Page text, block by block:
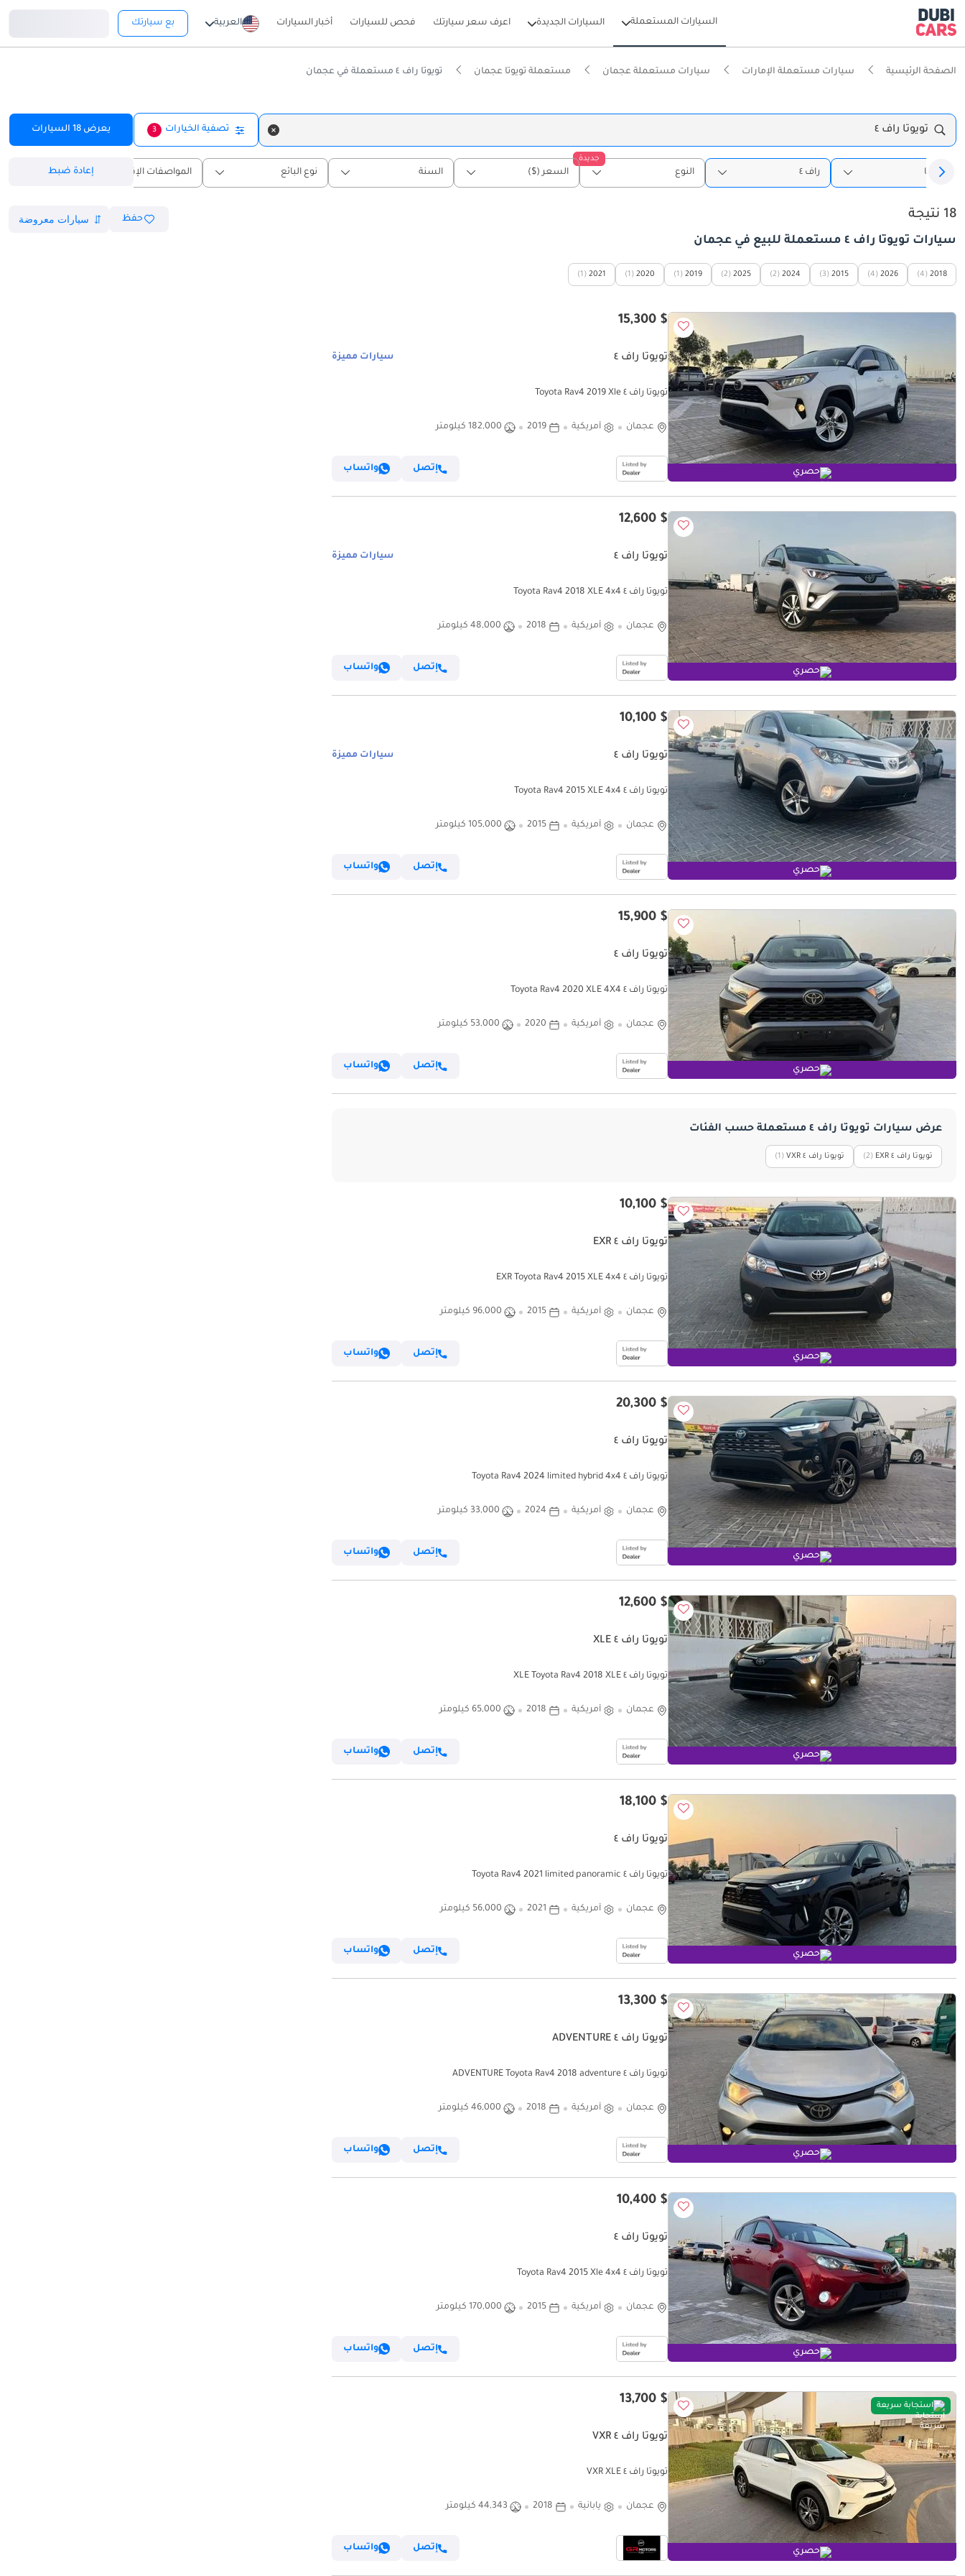
السيارات المستعملة السيارات الجديدة اعرف سعر سيارتك فحص للسيارات أخبار السيارات العربية بع سيارتك
الصفحة الرئيسية سيارات مستعملة الإمارات سيارات مستعملة عجمان مستعملة تويوتا عجمان تويوتا راف ٤ مستعملة في عجمان
تويوتا راف ٤ تصفية الخيارات 3 يعرض 18 السيارات
تويوتا راف ٤
جديدة
النوع السعر ($) السنة نوع البائع المواصفات الإقليمية إعادة ضبط
18 نتيجة حفظ
سيارات تويوتا راف ٤ مستعملة للبيع في عجمان
2018
(4)
2026
(4)
2015
(3)
2024
(2)
2025
(2)
2019
(1)
2020
(1)
2021
(1)
حصري
$ 15,300
تويوتا راف ٤ سيارات مميزة
تويوتا راف ٤ Toyota Rav4 2019 Xle
عجمان أمريكية 2019 182,000 كيلومتر
إتصل واتساب
حصري
$ 12,600
تويوتا راف ٤ سيارات مميزة
تويوتا راف ٤ Toyota Rav4 2018 XLE 4x4
عجمان أمريكية 2018 48,000 كيلومتر
إتصل واتساب
حصري
$ 10,100
تويوتا راف ٤ سيارات مميزة
تويوتا راف ٤ Toyota Rav4 2015 XLE 4x4
عجمان أمريكية 2015 105,000 كيلومتر
إتصل واتساب
حصري
$ 15,900
تويوتا راف ٤
تويوتا راف ٤ Toyota Rav4 2020 XLE 4X4
عجمان أمريكية 2020 53,000 كيلومتر
إتصل واتساب
عرض سيارات تويوتا راف ٤ مستعملة حسب الفئات
تويوتا راف ٤ EXR ‏(2) تويوتا راف ٤ VXR ‏(1)
حصري
$ 10,100
تويوتا راف ٤ EXR
تويوتا راف ٤ EXR Toyota Rav4 2015 XLE 4x4
عجمان أمريكية 2015 96,000 كيلومتر
إتصل واتساب
حصري
$ 20,300
تويوتا راف ٤
تويوتا راف ٤ Toyota Rav4 2024 limited hybrid 4x4
عجمان أمريكية 2024 33,000 كيلومتر
إتصل واتساب
حصري
$ 12,600
تويوتا راف ٤ XLE
تويوتا راف ٤ XLE Toyota Rav4 2018 XLE
عجمان أمريكية 2018 65,000 كيلومتر
إتصل واتساب
حصري
$ 18,100
تويوتا راف ٤
تويوتا راف ٤ Toyota Rav4 2021 limited panoramic
عجمان أمريكية 2021 56,000 كيلومتر
إتصل واتساب
حصري
$ 13,300
تويوتا راف ٤ ADVENTURE
تويوتا راف ٤ ADVENTURE Toyota Rav4 2018 adventure
عجمان أمريكية 2018 46,000 كيلومتر
إتصل واتساب
حصري
$ 10,400
تويوتا راف ٤
تويوتا راف ٤ Toyota Rav4 2015 Xle 4x4
عجمان أمريكية 2015 170,000 كيلومتر
إتصل واتساب
استجابة سريعة
حصري
$ 13,700
تويوتا راف ٤ VXR
تويوتا راف ٤ VXR XLE
عجمان يابانية 2018 44,343 كيلومتر
إتصل واتساب